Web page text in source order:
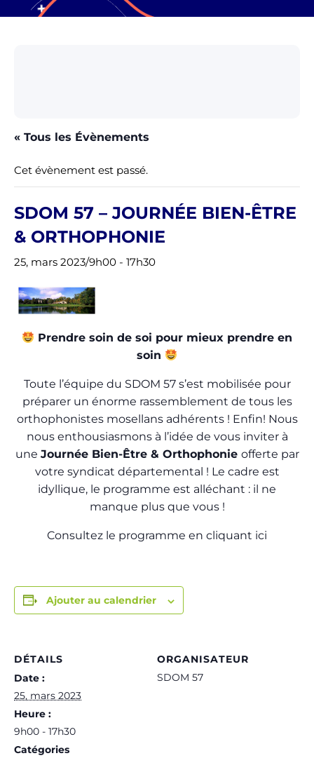
« Tous les Évènements
Cet évènement est passé.
SDOM 57 – JOURNÉE BIEN-ÊTRE
& ORTHOPHONIE
25, mars 2023/9h00 - 17h30
Prendre soin de soi pour mieux prendre en
soin
Toute l’équipe du SDOM 57 s’est mobilisée pour
préparer un énorme rassemblement de tous les
orthophonistes mosellans adhérents ! Enfin! Nous
nous enthousiasmons à l’idée de vous inviter à
une Journée Bien-Être & Orthophonie offerte par
votre syndicat départemental ! Le cadre est
idyllique, le programme est alléchant : il ne
manque plus que vous !
Consultez le programme en cliquant ici
Ajouter au calendrier
DÉTAILS
Date :
25, mars 2023
Heure :
9h00 - 17h30
Catégories
ORGANISATEUR
SDOM 57